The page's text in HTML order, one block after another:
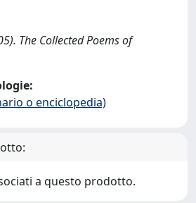
The Collected Poems of
o enciclopedia)
a questo prodotto.